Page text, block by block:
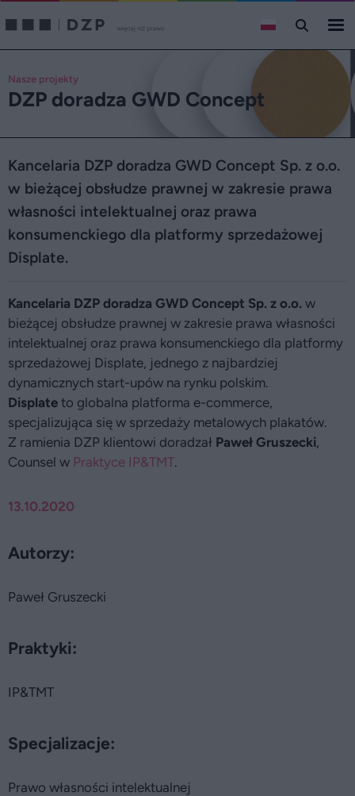
Nasze projekty
DZP doradza GWD Concept
13.10.2020
Autorzy:
Paweł Gruszecki
Praktyki:
IP&TMT
Specjalizacje:
Prawo własności intelektualnej
Kancelaria DZP doradza GWD Concept Sp. z o.o.
w bieżącej obsłudze prawnej w zakresie prawa
własności intelektualnej oraz prawa
konsumenckiego dla platformy sprzedażowej
Displate.
Kancelaria DZP doradza GWD Concept Sp. z o.o. w
bieżącej obsłudze prawnej w zakresie prawa własności
intelektualnej oraz prawa konsumenckiego dla platformy
sprzedażowej Displate, jednego z najbardziej
dynamicznych start-upów na rynku polskim.
Displate to globalna platforma e-commerce,
specjalizująca się w sprzedaży metalowych plakatów.
Z ramienia DZP klientowi doradzał Paweł Gruszecki,
Counsel w Praktyce IP&TMT.